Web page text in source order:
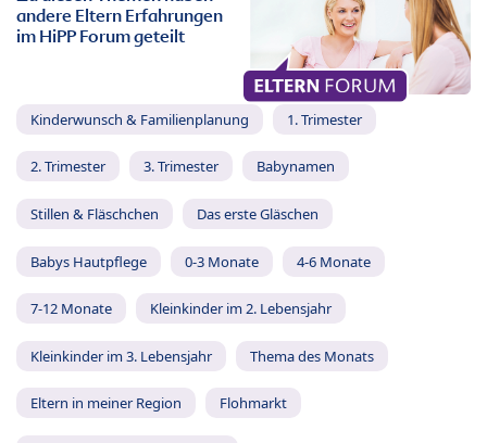
andere Eltern Erfahrungen
im HiPP Forum geteilt
Kinderwunsch & Familienplanung 1. Trimester
2. Trimester 3. Trimester Babynamen
Stillen & Fläschchen Das erste Gläschen
Babys Hautpflege 0-3 Monate 4-6 Monate
7-12 Monate Kleinkinder im 2. Lebensjahr
Kleinkinder im 3. Lebensjahr Thema des Monats
Eltern in meiner Region Flohmarkt